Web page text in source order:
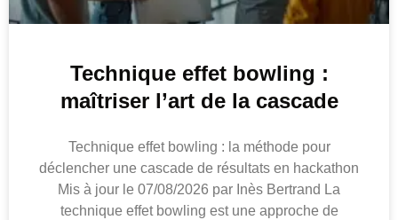
Technique effet bowling :
maîtriser l’art de la cascade
Technique effet bowling : la méthode pour
déclencher une cascade de résultats en hackathon
Mis à jour le 07/08/2026 par Inès Bertrand La
technique effet bowling est une approche de